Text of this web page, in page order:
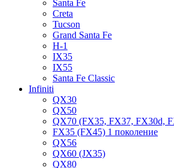
Santa Fe
Creta
Tucson
Grand Santa Fe
H-1
IX35
IX55
Santa Fe Classic
Infiniti
QX30
QX50
QX70 (FX35, FX37, FX30d,
FX35 (FX45) 1 поколение
QX56
QX60 (JX35)
QX80